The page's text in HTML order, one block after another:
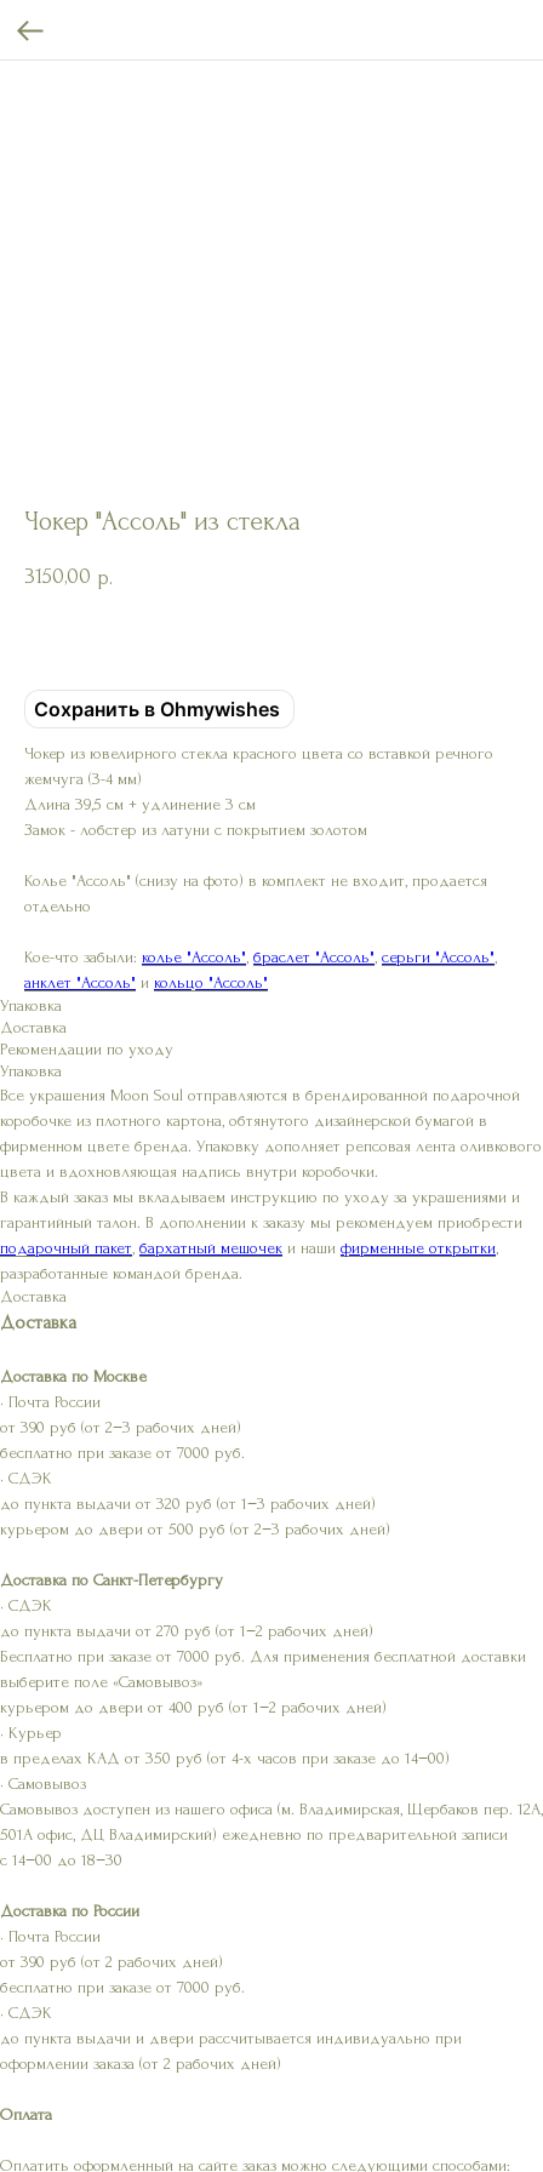
Чокер "Ассоль" из стекла
3150,00 р.
Сохранить в Ohmywishes
Чокер из ювелирного стекла красного цвета со вставкой речного
жемчуга (3-4 мм)
Длина 39,5 см + удлинение 3 см
Замок - лобстер из латуни с покрытием золотом
Колье "Ассоль" (снизу на фото) в комплект не входит, продается
отдельно
Кое-что забыли: колье "Ассоль" браслет "Ассоль" серьги "Ассоль"
анклет "Ассоль" и кольцо "Ассоль"
Упаковка
Доставка
Рекомендации по уходу
Упаковка
Все украшения Moon Soul отправляются в брендированной подарочной
коробочке из плотного картона, обтянутого дизайнерской бумагой в
фирменном цвете бренда. Упаковку дополняет репсовая лента оливкового
цвета и вдохновляющая надпись внутри коробочки.
В каждый заказ мы вкладываем инструкцию по уходу за украшениями и
гарантийный талон. В дополнении к заказу мы рекомендуем приобрести
подарочный пакет бархатный мешочек и наши фирменные открытки
разработанные командой бренда.
Доставка
Доставка
Доставка по Москве
• Почта России
от 390 руб (от 2−3 рабочих дней)
бесплатно при заказе от 7000 руб.
• СДЭК
до пункта выдачи от 320 руб (от 1−3 рабочих дней)
курьером до двери от 500 руб (от 2−3 рабочих дней)
Доставка по Санкт-Петербургу
• СДЭК
до пункта выдачи от 270 руб (от 1−2 рабочих дней)
Бесплатно при заказе от 7000 руб. Для применения бесплатной доставки
выберите поле «Самовывоз»
курьером до двери от 400 руб (от 1−2 рабочих дней)
• Курьер
в пределах КАД от 350 руб (от 4-х часов при заказе до 14−00)
• Самовывоз
Самовывоз доступен из нашего офиса (м. Владимирская, Щербаков пер. 12А,
501А офис, ДЦ Владимирский) ежедневно по предварительной записи
с 14−00 до 18−30
Доставка по России
• Почта России
от 390 руб (от 2 рабочих дней)
бесплатно при заказе от 7000 руб.
• СДЭК
до пункта выдачи и двери рассчитывается индивидуально при
оформлении заказа (от 2 рабочих дней)
Оплата
Оплатить оформленный на сайте заказ можно следующими способами: